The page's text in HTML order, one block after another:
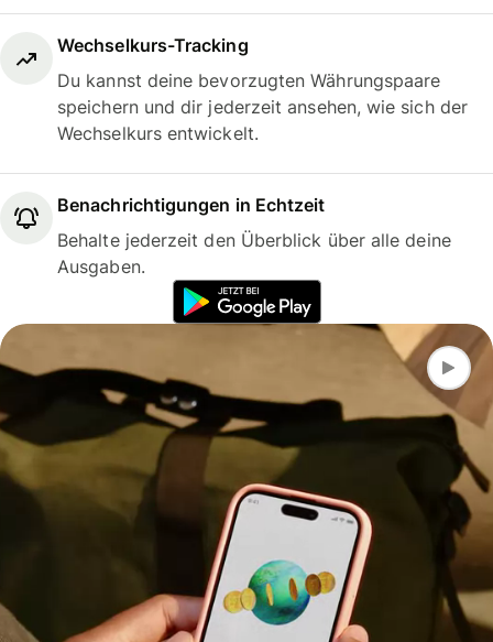
Wechselkurs-Tracking
Du kannst deine bevorzugten Währungspaare
speichern und dir jederzeit ansehen, wie sich der
Wechselkurs entwickelt.
Benachrichtigungen in Echtzeit
Behalte jederzeit den Überblick über alle deine
Ausgaben.